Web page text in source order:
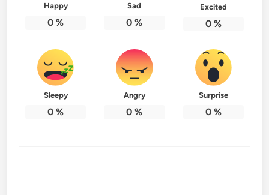
Happy
0 %
Sad
0 %
Excited
0%
Sleepy
0 %
Angry
0 %
Surprise
0%